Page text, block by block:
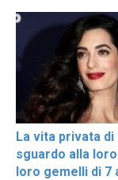
La vita privata di
sguardo alla
loro gemelli di 7